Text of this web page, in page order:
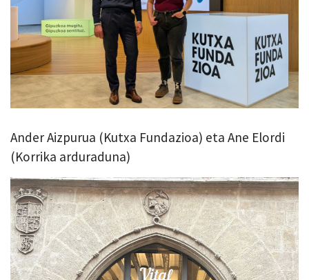
Ander Aizpurua (Kutxa Fundazioa) eta Ane Elordi
(Korrika arduraduna)